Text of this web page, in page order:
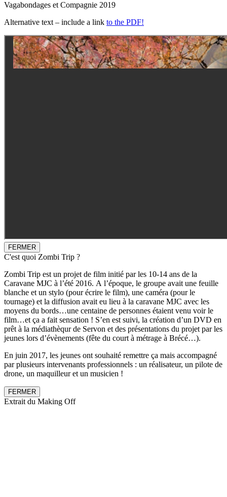
Vagabondages et Compagnie 2019
Alternative text – include a link to the PDF!
FERMER
C'est quoi Zombi Trip ?
Zombi Trip est un projet de film initié par les 10-14 ans de la
Caravane MJC à l’été 2016. A l’époque, le groupe avait une feuille
blanche et un stylo (pour écrire le film), une caméra (pour le
tournage) et la diffusion avait eu lieu à la caravane MJC avec les
moyens du bords…une centaine de personnes étaient venu voir le
film…et ça a fait sensation ! S’en est suivi, la création d’un DVD en
prêt à la médiathèqur de Servon et des présentations du projet par les
jeunes lors d’évènements (fête du court à métrage à Brécé…).
En juin 2017, les jeunes ont souhaité remettre ça mais accompagné
par plusieurs intervenants professionnels : un réalisateur, un pilote de
drone, un maquilleur et un musicien !
FERMER
Extrait du Making Off